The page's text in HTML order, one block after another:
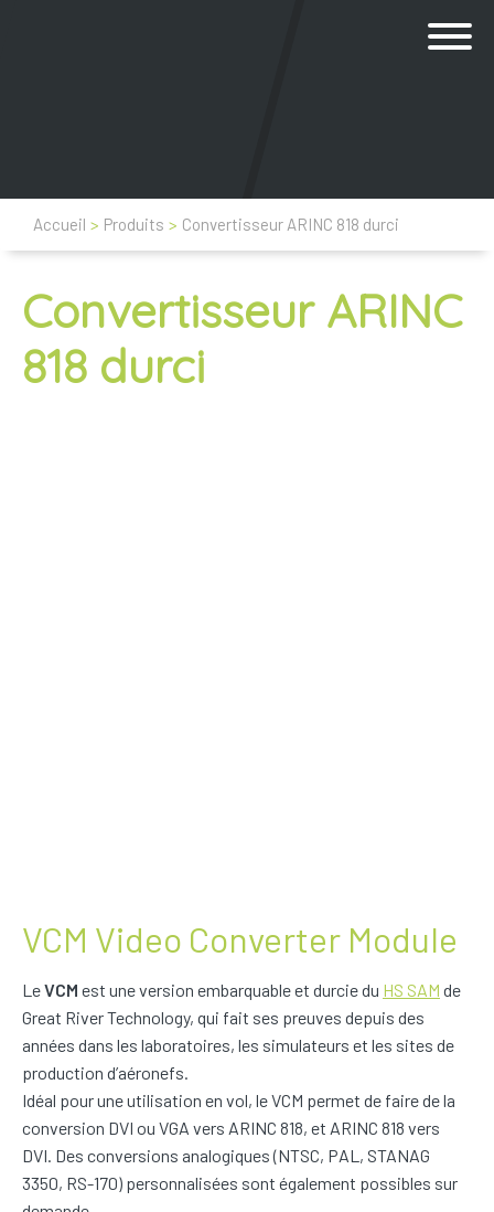
Accueil > Produits > Convertisseur ARINC 818 durci
Convertisseur ARINC
818 durci
VCM Video Converter Module
LeVCM est une version embarquable et durcie du HS SAM de
Great River Technology, qui fait ses preuves depuis des
années dans les laboratoires, les simulateurs et les sites de
production d’aéronefs.
Idéal pour une utilisation en vol, le VCM permet de faire de la
conversion DVI ou VGA vers ARINC 818, et ARINC 818 vers
DVI. Des conversions analogiques (NTSC, PAL, STANAG
3350, RS-170) personnalisées sont également possibles sur